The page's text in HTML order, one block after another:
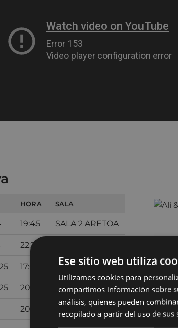
HORA SALA
19:45 SALA 2 ARETOA
22:30
17:00 SALA 2 ARETOA
20:00 SALA 2 ARETOA
20:30 SALA 2 ARETOA
Ese sitio web utiliza
Utilizamos cookies para
compartimos información sobre
análisis, quienes pueden
recopilado a partir del uso de sus